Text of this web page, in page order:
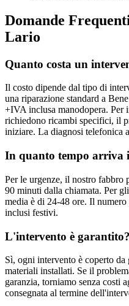
Domande
Lario
Quanto costa un
Il costo dipende dal tipo di
una riparazione standard a
+IVA inclusa manodopera. Per
richiedono ricambi specifici, il
iniziare. La diagnosi telefonica
In quanto tempo arriva
Per le urgenze, il nostro fabbro
90 minuti dalla chiamata. Per
media è di 24-48 ore. Il
inclusi festivi.
L'intervento è garantito?
Sì, ogni intervento è coperto
materiali installati. Se il
garanzia, torniamo senza costi
consegnata al termine